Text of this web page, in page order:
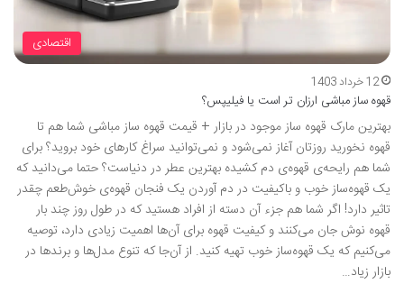
اقتصادی
12 خرداد 1403
قهوه ساز مباشی ارزان تر است یا فیلیپس؟
بهترین مارک قهوه ساز موجود در بازار + قیمت قهوه ساز مباشی شما هم تا
قهوه نخورید روزتان آغاز نمی‌شود و نمی‌توانید سراغ کارهای خود بروید؟ برای
شما هم رایحه‌ی قهوه‌ی دم کشیده بهترین عطر در دنیاست؟ حتما می‌دانید که
یک قهوه‌ساز خوب و باکیفیت در دم آوردن یک فنجان قهوه‌ی خوش‌طعم چقدر
تاثیر دارد! اگر شما هم جزء آن دسته از افراد هستید که در طول روز چند بار
قهوه نوش جان می‌کنند و کیفیت قهوه برای آن‌ها اهمیت زیادی دارد، توصیه
می‌کنیم که یک قهوه‌ساز خوب تهیه کنید. از آن‌جا که تنوع مدل‌ها و برندها در
بازار زیاد…